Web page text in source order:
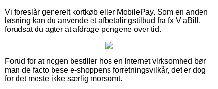
Vi foreslår generelt kortkøb eller MobilePay. Som en anden
løsning kan du anvende et afbetalingstilbud fra fx ViaBill,
forudsat du agter at afdrage pengene over tid.
Forud for at nogen bestiller hos en internet virksomhed bør
man de facto bese e-shoppens forretningsvilkår, det er dog
for det meste ikke særlig morsomt.